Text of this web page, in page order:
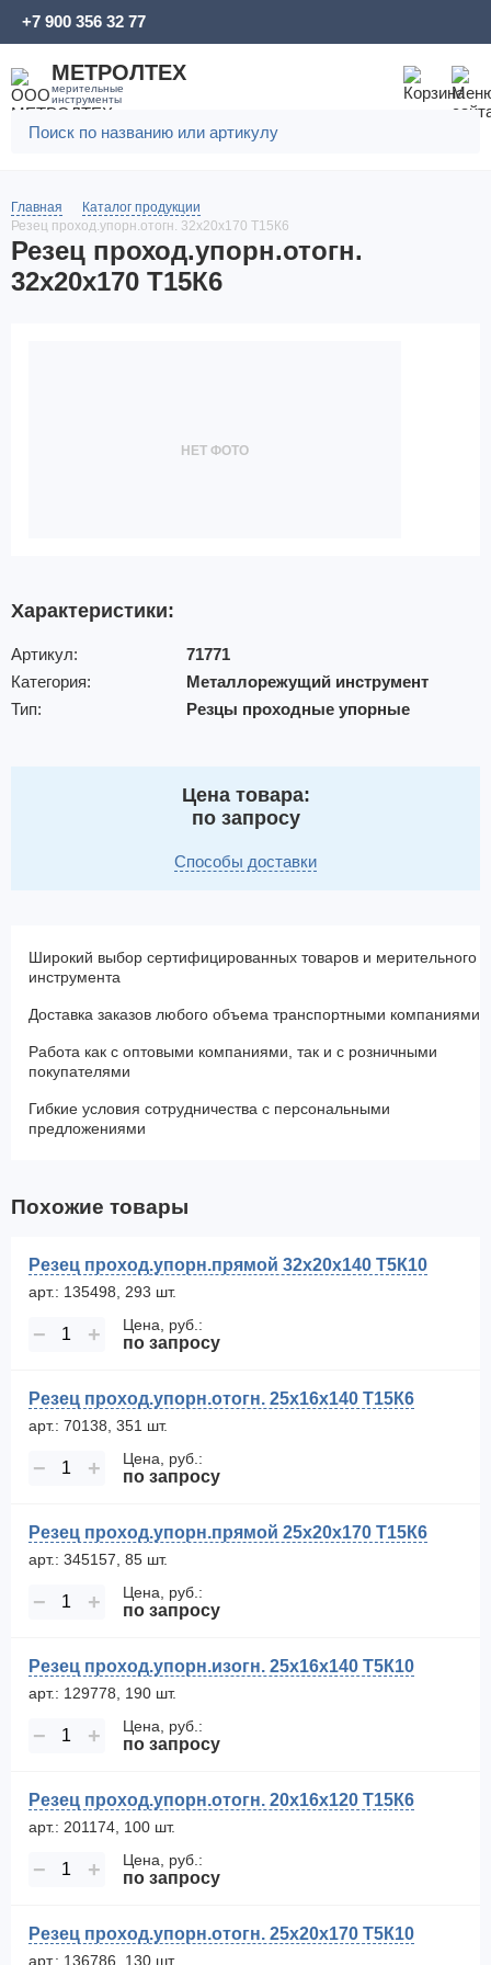
МЕТРОЛТЕХ
мерительные
инструменты
+7 900 356 32 77
Главная
Каталог продукции
Резец проход.упорн.отогн. 32х20х170 Т15К6
Резец проход.упорн.отогн.
32х20х170 Т15К6
НЕТ ФОТО
Характеристики:
Артикул:
71771
Категория:
Металлорежущий инструмент
Тип:
Резцы проходные упорные
Цена товара:
по запросу
Способы доставки
Широкий выбор сертифицированных товаров и мерительного
инструмента
Доставка заказов любого объема транспортными компаниями
Работа как с оптовыми компаниями, так и с розничными
покупателями
Гибкие условия сотрудничества с персональными
предложениями
Похожие товары
Резец проход.упорн.прямой 32х20х140 Т5К10
арт.: 135498, 293 шт.
− + Цена, руб.:
по запросу
Резец проход.упорн.отогн. 25х16х140 Т15К6
арт.: 70138, 351 шт.
− + Цена, руб.:
по запросу
Резец проход.упорн.прямой 25х20х170 Т15К6
арт.: 345157, 85 шт.
− + Цена, руб.:
по запросу
Резец проход.упорн.изогн. 25х16х140 Т5К10
арт.: 129778, 190 шт.
− + Цена, руб.:
по запросу
Резец проход.упорн.отогн. 20х16х120 Т15К6
арт.: 201174, 100 шт.
− + Цена, руб.:
по запросу
Резец проход.упорн.отогн. 25х20х170 Т5К10
арт.: 136786, 130 шт.